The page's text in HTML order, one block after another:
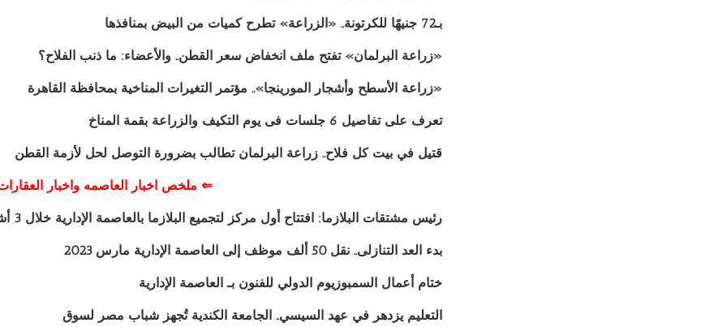
بـ72 جنيهًا للكرتونة.. «الزراعة» تطرح كميات من البيض بمنافذها
«زراعة البرلمان» تفتح ملف انخفاض سعر القطن.. والأعضاء: ما ذنب الفلاح؟
«زراعة الأسطح وأشجار المورينجا».. مؤتمر التغيرات المناخية بمحافظة القاهرة
تعرف على تفاصيل 6 جلسات فى يوم التكيف والزراعة بقمة المناخ
قتيل في بيت كل فلاح.. زراعة البرلمان تطالب بضرورة التوصل لحل لأزمة القطن
⇐ ملخص اخبار العاصمه واخبار
رئيس مشتقات البلازما: افتتاح أول مركز لتجميع البلازما بالعاصمة الإدارية خلال 3 أشهر
بدء العد التنازلى.. نقل 50 ألف موظف إلى العاصمة الإدارية مارس 2023
ختام أعمال السمبوزيوم الدولي للفنون بـ العاصمة الإدارية
التعليم يزدهر في عهد السيسي.. الجامعة الكندية تُجهز شباب مصر لسوق